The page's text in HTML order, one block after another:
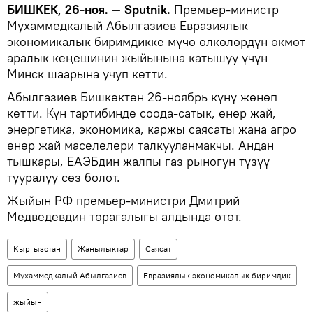
БИШКЕК, 26-ноя. — Sputnik. Премьер-министр
Мухаммедкалый Абылгазиев Евразиялык
экономикалык биримдикке мүчө өлкөлөрдүн өкмөт
аралык кеңешинин жыйынына катышуу үчүн
Минск шаарына учуп кетти.
Абылгазиев Бишкектен 26-ноябрь күнү жөнөп
кетти. Күн тартибинде соода-сатык, өнөр жай,
энергетика, экономика, каржы саясаты жана агро
өнөр жай маселелери талкууланмакчы. Андан
тышкары, ЕАЭБдин жалпы газ рыногун түзүү
тууралуу сөз болот.
Жыйын РФ премьер-министри Дмитрий
Медведевдин төрагалыгы алдында өтөт.
Кыргызстан Жаңылыктар Саясат
Мухаммедкалый Абылгазиев Евразиялык экономикалык биримдик
жыйын